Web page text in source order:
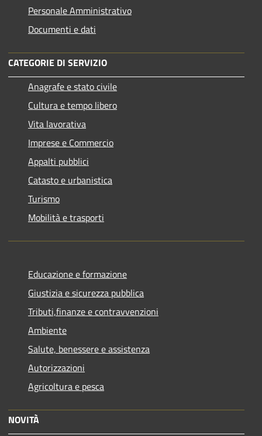
Personale Amministrativo
Documenti e dati
CATEGORIE DI SERVIZIO
Anagrafe e stato civile
Cultura e tempo libero
Vita lavorativa
Imprese e Commercio
Appalti pubblici
Catasto e urbanistica
Turismo
Mobilità e trasporti
Educazione e formazione
Giustizia e sicurezza pubblica
Tributi,finanze e contravvenzioni
Ambiente
Salute, benessere e assistenza
Autorizzazioni
Agricoltura e pesca
NOVITÀ